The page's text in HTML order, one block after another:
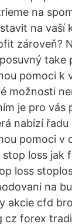
na
na vaší
zároveň?
take
pomoci k
možnosti
je pro vás
nabízí
pomoci v
loss jak
loss
na
akcie cfd
cz forex